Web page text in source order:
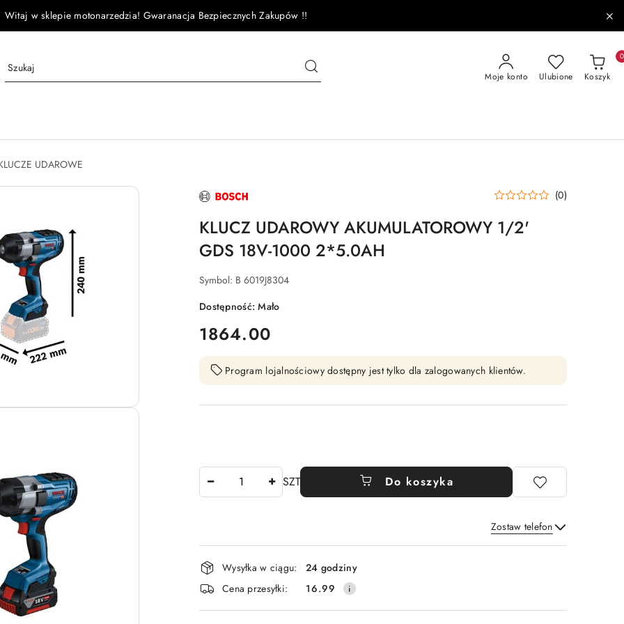
Witaj w sklepie motonarzedzia! Gwaranacja Bezpiecznych Zakupów !!
Moje konto Ulubione Koszyk
0
UDAROWE
NAZWA
PRODUCENTA: (0)
KLUCZ UDAROWY AKUMULATOROWY 1/2'
GDS 18V-1000 2*5.0AH
Symbol: B 6019J8304
Dostępność:Mało
cena:
1864.00
Program lojalnościowy dostępny jest tylko dla zalogowanych klientów.
SZT Do koszyka
Zostaw telefon
Wyślij
Dostępność
i
dostawa
Wysyłka w ciągu:
24 godziny
Cena przesyłki:
16.99